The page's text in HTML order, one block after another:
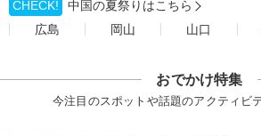
CHECK!
中国の夏祭りはこちら
広島
岡山 山口
おでかけ特集
今注目のスポットや話題のアクティビ